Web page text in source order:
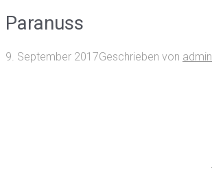
Paranuss
9. September 2017Geschrieben von admin